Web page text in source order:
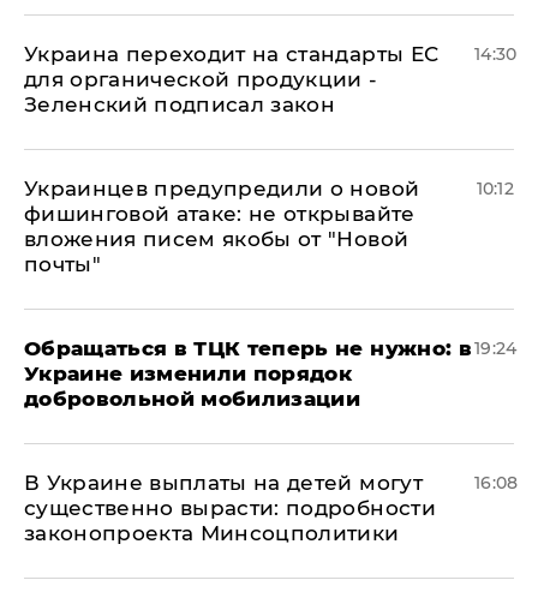
Украина переходит на стандарты ЕС
для органической продукции -
Зеленский подписал закон
14:30
Украинцев предупредили о новой
фишинговой атаке: не открывайте
вложения писем якобы от "Новой
почты"
10:12
Обращаться в ТЦК теперь не нужно: в
Украине изменили порядок
добровольной мобилизации
19:24
В Украине выплаты на детей могут
существенно вырасти: подробности
законопроекта Минсоцполитики
16:08